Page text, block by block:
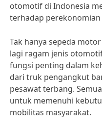
otomotif di Indonesia
terhadap perekonomian
Tak hanya sepeda
lagi ragam jenis
fungsi penting dalam
dari truk pengangkut
pesawat terbang.
untuk memenuhi
mobilitas masyarakat.